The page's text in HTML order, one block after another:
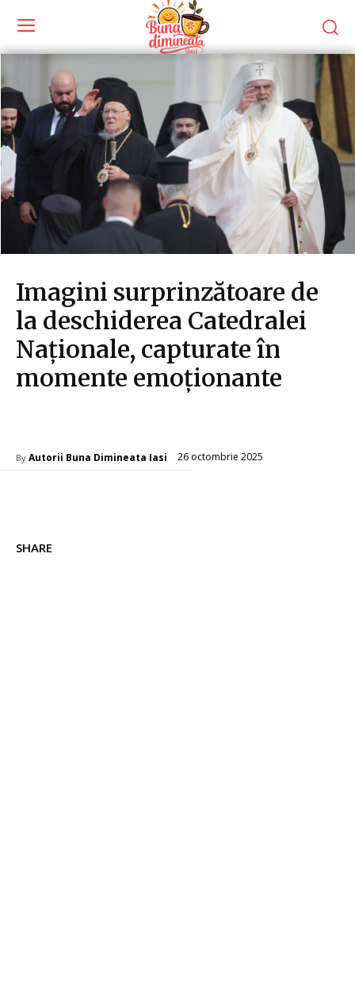
Imagini surprinzătoare de
la deschiderea Catedralei
Naționale, capturate în
momente emoționante
By Autorii Buna Dimineata Iasi 26 octombrie 2025
SHARE